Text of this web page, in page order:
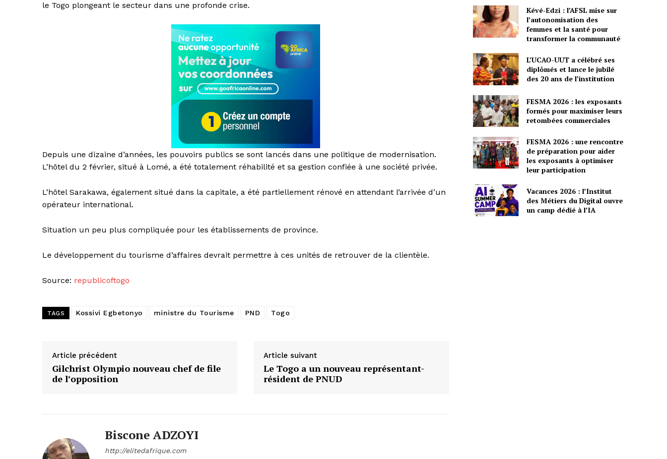
le Togo plongeant le secteur dans une profonde crise.
Depuis une dizaine d’années, les pouvoirs publics se sont lancés dans une politique de modernisation.
L’hôtel du 2 février, situé à Lomé, a été totalement réhabilité et sa gestion confiée à une société privée.
L’hôtel Sarakawa, également situé dans la capitale, a été partiellement rénové en attendant l’arrivée d’un
opérateur international.
Situation un peu plus compliquée pour les établissements de province.
Le développement du tourisme d’affaires devrait permettre à ces unités de retrouver de la clientèle.
Source: republicoftogo
TAGS Kossivi Egbetonyo ministre du Tourisme PND Togo
Article précédent
Gilchrist Olympio nouveau chef de file
de l’opposition
Article suivant
Le Togo a un nouveau représentant-
résident de PNUD
Biscone ADZOYI
http://elitedafrique.com
Kévé-Edzi : l’AFSL mise sur
l’autonomisation des
femmes et la santé pour
transformer la communauté
L’UCAO-UUT a célébré ses
diplômés et lance le jubilé
des 20 ans de l’institution
FESMA 2026 : les exposants
formés pour maximiser leurs
retombées commerciales
FESMA 2026 : une rencontre
de préparation pour aider
les exposants à optimiser
leur participation
Vacances 2026 : l’Institut
des Métiers du Digital ouvre
un camp dédié à l’IA